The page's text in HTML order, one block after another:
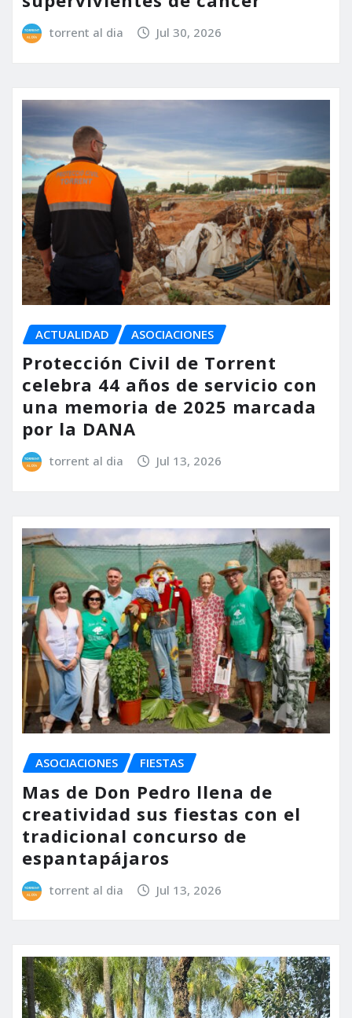
torrent al dia Jul 30, 2026
ACTUALIDAD ASOCIACIONES
Protección Civil de Torrent
celebra 44 años de servicio con
una memoria de 2025 marcada
por la DANA
torrent al dia Jul 13, 2026
ASOCIACIONES FIESTAS
Mas de Don Pedro llena de
creatividad sus fiestas con el
tradicional concurso de
espantapájaros
torrent al dia Jul 13, 2026